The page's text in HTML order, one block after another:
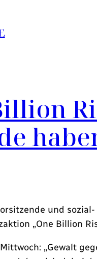
und
„One Billion
„Gewalt